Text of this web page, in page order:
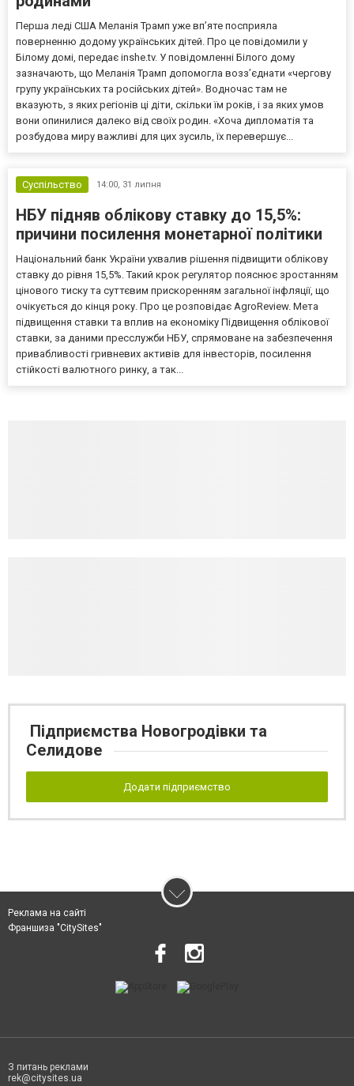
Перша леді США Меланія Трамп уже впʼяте посприяла
поверненню додому українських дітей. Про це повідомили у
Білому домі, передає inshe.tv. У повідомленні Білого дому
зазначають, що Меланія Трамп допомогла возз’єднати «чергову
групу українських та російських дітей». Водночас там не
вказують, з яких регіонів ці діти, скільки їм років, і за яких умов
вони опинилися далеко від своїх родин. «Хоча дипломатія та
розбудова миру важливі для цих зусиль, їх перевершує...
Суспільство 14:00, 31 липня
НБУ підняв облікову ставку до 15,5%:
причини посилення монетарної політики
Національний банк України ухвалив рішення підвищити облікову
ставку до рівня 15,5%. Такий крок регулятор пояснює зростанням
цінового тиску та суттєвим прискоренням загальної інфляції, що
очікується до кінця року. Про це розповідає AgroReview. Мета
підвищення ставки та вплив на економіку Підвищення облікової
ставки, за даними пресслужби НБУ, спрямоване на забезпечення
привабливості гривневих активів для інвесторів, посилення
стійкості валютного ринку, а так...
Підприємства Новогродівки та
Селидове
Додати підприємство
Реклама на сайті
Франшиза "CitySites"
З питань реклами
rek@citysites.ua